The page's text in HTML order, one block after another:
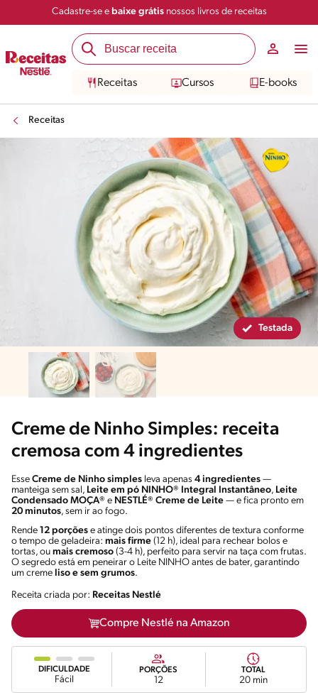
Cadastre-se e baixe grátisnossos livros de receitas
Receitas Cursos E-books
Receitas
Salvar Compartilhar
Testada
Creme de Ninho Simples: receita
cremosa com 4 ingredientes
Esse Creme de Ninho simples leva apenas 4 ingredientes —
manteiga sem sal, Leite em pó NINHO® Integral Instantâneo, Leite
Condensado MOÇA® e NESTLÉ® Creme de Leite — e fica pronto em
20 minutos, sem ir ao fogo.
Rende 12 porções e atinge dois pontos diferentes de textura conforme
o tempo de geladeira: mais firme (12 h), ideal para rechear bolos e
tortas, ou mais cremoso (3-4 h), perfeito para servir na taça com frutas.
O segredo está em peneirar o Leite NINHO antes de bater, garantindo
um creme liso e sem grumos.
Receita criada por: Receitas Nestlé
Compre Nestlé na Amazon
DIFICULDADE
Fácil
PORÇÕES
12
TOTAL
20 min